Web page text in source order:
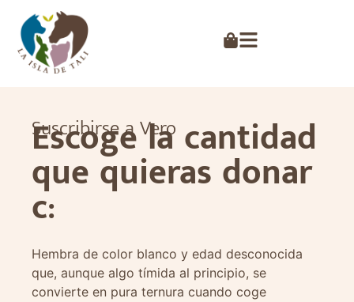
Suscribirse a Vero
Escoge la cantidad
que quieras donar
c:
Hembra de color blanco y edad desconocida
que, aunque algo tímida al principio, se
convierte en pura ternura cuando coge